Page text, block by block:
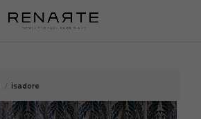
İsadore